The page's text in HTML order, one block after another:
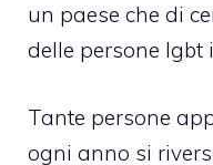
un paese che di
delle persone lgbt
Tante persone
ogni anno si